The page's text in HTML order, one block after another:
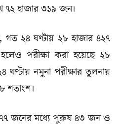
৭২ হাজার ৩১৯ জন।
গত ২৪ ঘণ্টায় ২৮ হাজার ৪২৭
পরীক্ষা করা হয়েছে ২৮
নমুনা পরীক্ষার তুলনায়
শতাংশ।
৭৭ জনের মধ্যে পুরুষ ৪৩ জন ও